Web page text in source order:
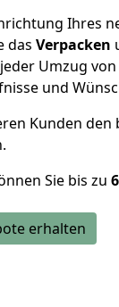
Ihres
das Verpacken
Umzug
und
Kunden den
Sie bis zu
erhalten